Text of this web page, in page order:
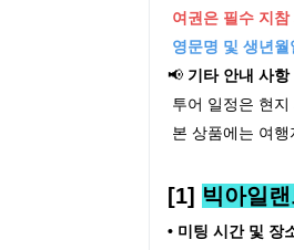
여권은 필수 지
영문명 및 생년
📢 기타 안내 사항
투어 일정은 현
본 상품에는 여
[1] 빅아일
• 미팅 시간 및 장